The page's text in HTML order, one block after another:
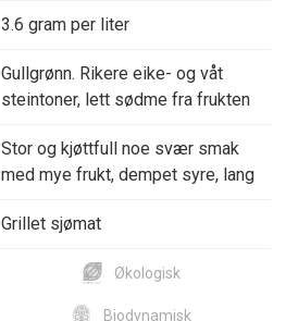
3.6 gram per liter
Gullgrønn. Rikere eike- og våt
steintoner, lett sødme fra frukten
Stor og kjøttfull noe svær smak
med mye frukt, dempet syre, lang
Grillet sjømat
Økologisk
Biodynamisk